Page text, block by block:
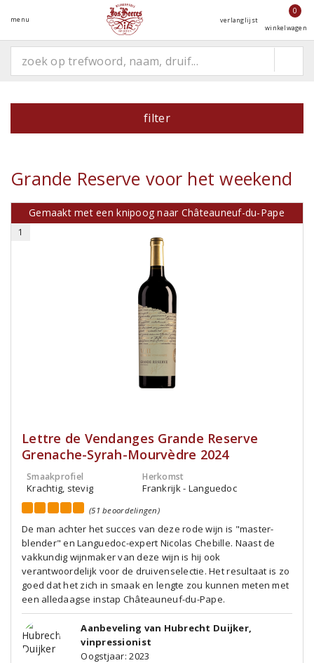
menu verlanglijst
0
winkelwagen
filter
Grande Reserve voor het weekend
Gemaakt met een knipoog naar Châteauneuf-du-Pape
1
Lettre de Vendanges Grande Reserve
Grenache-Syrah-Mourvèdre 2024
Smaakprofiel
Krachtig, stevig
Herkomst
Frankrijk - Languedoc
(51 beoordelingen)
De man achter het succes van deze rode wijn is "master-
blender" en Languedoc-expert Nicolas Chebille. Naast de
vakkundig wijnmaker van deze wijn is hij ook
verantwoordelijk voor de druivenselectie. Het resultaat is zo
goed dat het zich in smaak en lengte zou kunnen meten met
een alledaagse instap Châteauneuf-du-Pape.
Aanbeveling van Hubrecht Duijker,
vinpressionist
Oogstjaar: 2023